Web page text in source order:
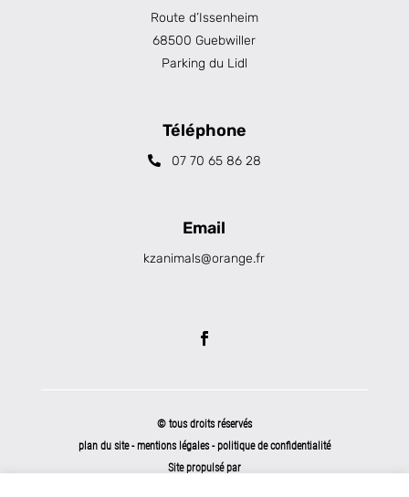
Route d’Issenheim
68500 Guebwiller
Parking du Lidl
Téléphone
07 70 65 86 28
Email
kzanimals@orange.fr
© tous droits réservés
plan du site-mentions légales -politique de confidentialité
Site propulsé par